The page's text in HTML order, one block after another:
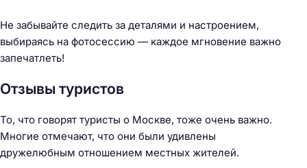
Не забывайте следить за деталями и настроением,
выбираясь на фотосессию — каждое мгновение важно
запечатлеть!
Отзывы туристов
То, что говорят туристы о Москве, тоже очень важно.
Многие отмечают, что они были удивлены
дружелюбным отношением местных жителей.